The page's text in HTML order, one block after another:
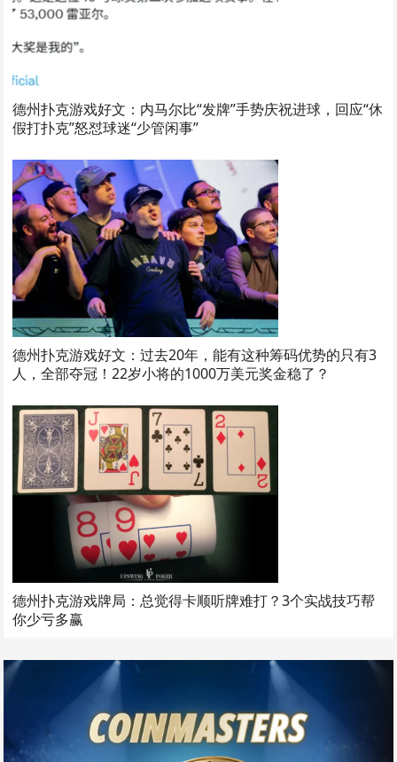
德州扑克游戏好文：内马尔比“发牌”手势庆祝进球，回应“休
假打扑克”怒怼球迷“少管闲事”
德州扑克游戏好文：过去20年，能有这种筹码优势的只有3
人，全部夺冠！22岁小将的1000万美元奖金稳了？
德州扑克游戏牌局：总觉得卡顺听牌难打？3个实战技巧帮
你少亏多赢